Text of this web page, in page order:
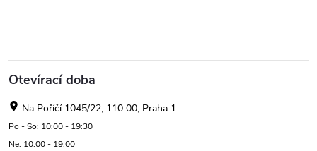
Otevírací doba
Na Poříčí 1045/22, 110 00, Praha 1
Po - So: 10:00 - 19:30
Ne: 10:00 - 19:00